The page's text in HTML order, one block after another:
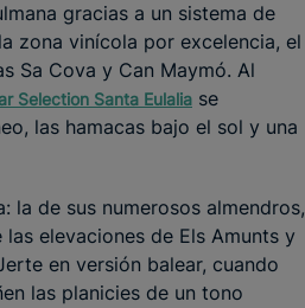
gracias a un sistema de
zona vinícola por excelencia, el
Sa Cova y Can Maymó. Al
Selection Santa Eulalia se
las hamacas bajo el sol y una
la de sus numerosos almendros,
elevaciones de Els Amunts y
en versión balear, cuando
las planicies de un tono